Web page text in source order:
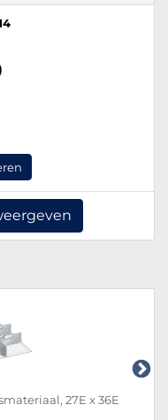
27E x 36E